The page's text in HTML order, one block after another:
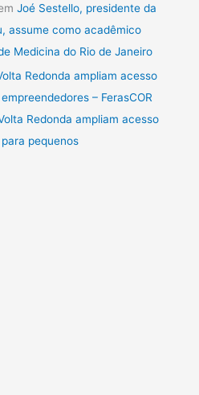
Joé Sestello, presidente da
assume como acadêmico
Medicina do Rio de Janeiro
Redonda ampliam acesso
– FerasCOR
Redonda ampliam acesso
pequenos